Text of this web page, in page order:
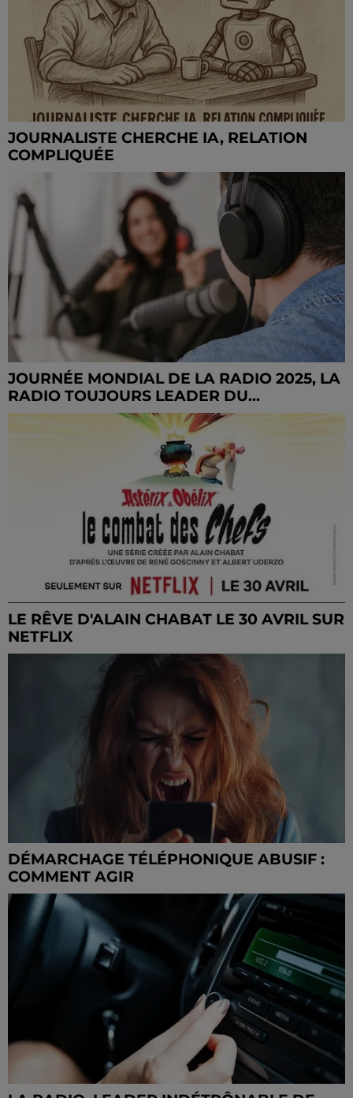
JOURNALISTE CHERCHE IA, RELATION
COMPLIQUÉE
JOURNÉE MONDIAL DE LA RADIO 2025, LA
RADIO TOUJOURS LEADER DU...
LE RÊVE D'ALAIN CHABAT LE 30 AVRIL SUR
NETFLIX
DÉMARCHAGE TÉLÉPHONIQUE ABUSIF :
COMMENT AGIR